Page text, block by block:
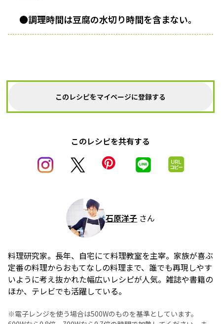
●調理時間は豆腐の水切り時間を含まない。
このレシピをマイページに登録する
このレシピを共有する
石原洋子 さん
料理研究家。長年、自宅にて料理教室を主宰。家族が喜ぶ
定番の料理からおもてなしの料理まで、誰でも再現しやす
いように考え抜かれた幅広いレシピが人気。雑誌や書籍の
ほか、テレビでも活躍している。
※電子レンジを使う場合は500Wのものを基準としています。